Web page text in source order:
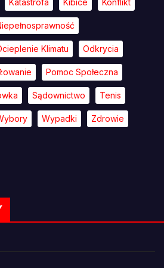
Klimatu Odkrycia
Pomoc Społeczna
Sądownictwo Tenis
Wypadki Zdrowie